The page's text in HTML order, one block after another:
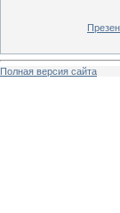
Полная версия сайта